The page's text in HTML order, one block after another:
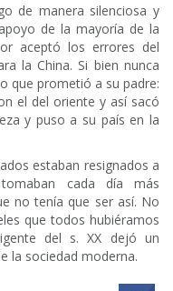
de manera silenciosa y
de la mayoría de la
aceptó los errores del
la China. Si bien nunca
que prometió a su padre:
el del oriente y así sacó
y puso a su país en la
estaban resignados a
cada día más
no tenía que ser así. No
que todos hubiéramos
del s. XX dejó un
la sociedad moderna.